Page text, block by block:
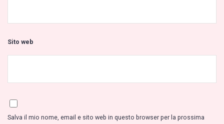
Sito web
Salva il mio nome, email e sito web in questo browser per la prossima